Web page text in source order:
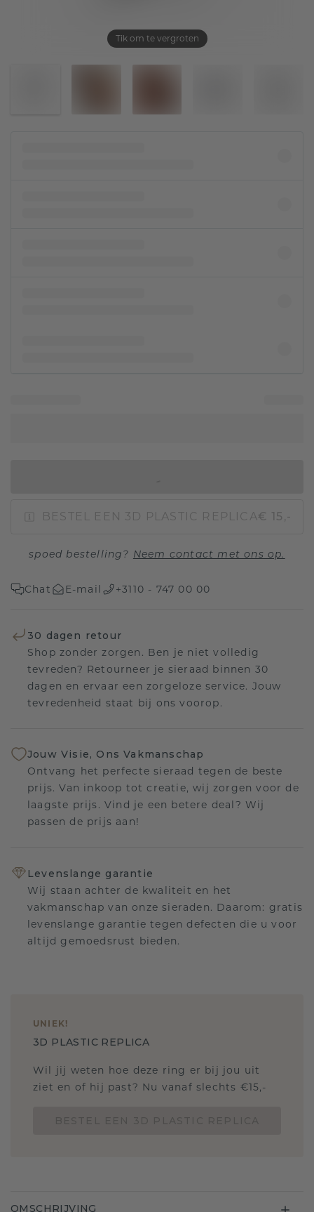
Tik om te vergroten
BESTEL EEN 3D PLASTIC REPLICA€ 15,-
spoed bestelling? Neem contact met ons op.
Chat E-mail +3110 - 747 00 00
30 dagen retour
Shop zonder zorgen. Ben je niet volledig
tevreden? Retourneer je sieraad binnen 30
dagen en ervaar een zorgeloze service. Jouw
tevredenheid staat bij ons voorop.
Jouw Visie, Ons Vakmanschap
Ontvang het perfecte sieraad tegen de beste
prijs. Van inkoop tot creatie, wij zorgen voor de
laagste prijs. Vind je een betere deal? Wij
passen de prijs aan!
Levenslange garantie
Wij staan achter de kwaliteit en het
vakmanschap van onze sieraden. Daarom: gratis
levenslange garantie tegen defecten die u voor
altijd gemoedsrust bieden.
UNIEK!
3D PLASTIC REPLICA
Wil jij weten hoe deze ring er bij jou uit
ziet en of hij past? Nu vanaf slechts €15,-
OMSCHRIJVING